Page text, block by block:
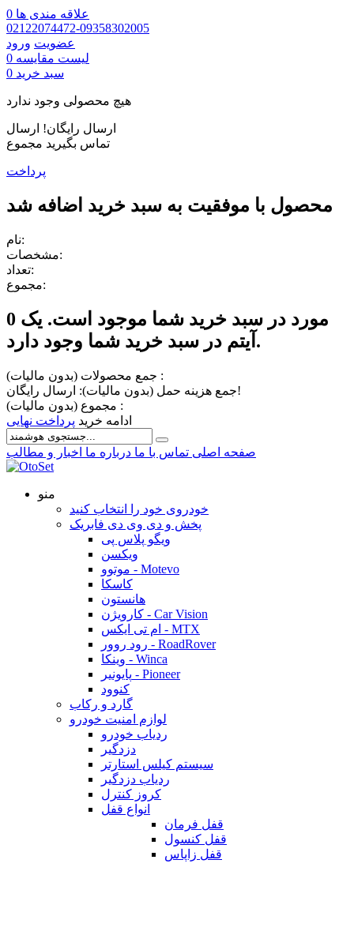
علاقه مندی ها 0
02122074472-09358302005
عضویت ورود
لیست مقایسه 0
سبد خرید 0
هیچ محصولی وجود ندارد
ارسال رایگان! ارسال
تماس بگیرید مجموع
پرداخت
محصول با موفقیت به سبد خرید اضافه شد
نام:
مشخصات:
تعداد:
مجموع:
0 مورد در سبد خرید شما موجود است. یک
آیتم در سبد خرید شما وجود دارد.
جمع محصولات (بدون مالیات) :
جمع هزینه حمل (بدون مالیات):ارسال رایگان!
مجموع (بدون مالیات) :
ادامه خرید پرداخت نهایی
صفحه اصلی تماس با ما درباره ما اخبار و مطالب
منو
خودروی خود را انتخاب کنید
پخش و دی وی دی فابریک
ویگو پلاس پی
ویکسن
موتوو - Motevo
کاسکا
هانستون
کارویژن - Car Vision
ام تی ایکس - MTX
رود روور - RoadRover
وینکا - Winca
پایونیر - Pioneer
کنوود
گارد و رکاب
لوازم امنیت خودرو
ردیاب خودرو
دزدگیر
سیستم کیلس استارتر
ردیاب دزدگیر
کروز کنترل
انواع قفل
قفل فرمان
قفل کنسول
قفل زاپاس